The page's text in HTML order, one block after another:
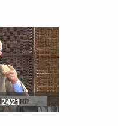
2421